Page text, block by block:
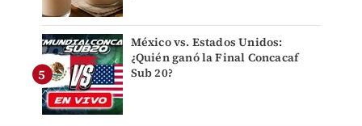
México vs. Estados Unidos:
¿Quién ganó la Final Concacaf
Sub 20?